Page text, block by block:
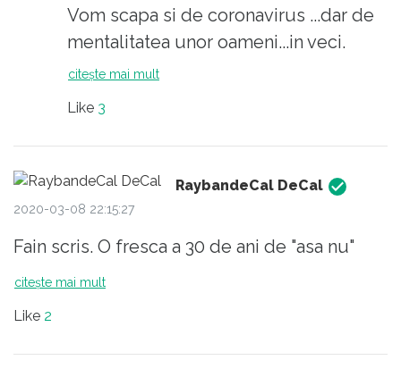
Vom scapa si de coronavirus ...dar de
mentalitatea unor oameni...in veci.
citește mai mult
Like 3
RaybandeCal DeCal
2020-03-08 22:15:27
Fain scris. O fresca a 30 de ani de "asa nu"
citește mai mult
Like 2